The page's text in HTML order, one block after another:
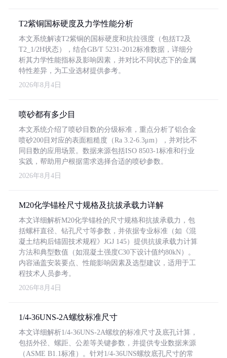
T2紫铜国标硬度及力学性能分析
本文系统解读T2紫铜的国标硬度和抗拉强度（包括T2及
T2_1/2H状态），结合GB/T 5231-2012标准数据，详细分
析其力学性能指标及影响因素，并对比不同状态下的金属
特性差异，为工业选材提供参考。
2026年8月4日
喷砂都有多少目
本文系统介绍了喷砂目数的分级标准，重点分析了铝合金
喷砂200目对应的表面粗糙度（Ra 3.2-6.3μm），并对比不
同目数的应用场景。数据来源包括ISO 8503-1标准和行业
实践，帮助用户根据需求选择合适的喷砂参数。
2026年8月4日
M20化学锚栓尺寸规格及抗拔承载力详解
本文详细解析M20化学锚栓的尺寸规格和抗拔承载力，包
括螺杆直径、钻孔尺寸等参数，并依据专业标准（如《混
凝土结构后锚固技术规程》JGJ 145）提供抗拔承载力计算
方法和典型数值（如混凝土强度C30下设计值约80kN）。
内容涵盖安装要点、性能影响因素及选型建议，适用于工
程技术人员参考。
2026年8月4日
1/4-36UNS-2A螺纹标准尺寸
本文详细解析1/4-36UNS-2A螺纹的标准尺寸及底孔计算，
包括外径、螺距、公差等关键参数，并提供专业数据来源
（ASME B1.1标准）。针对1/4-36UNS螺纹底孔尺寸的常